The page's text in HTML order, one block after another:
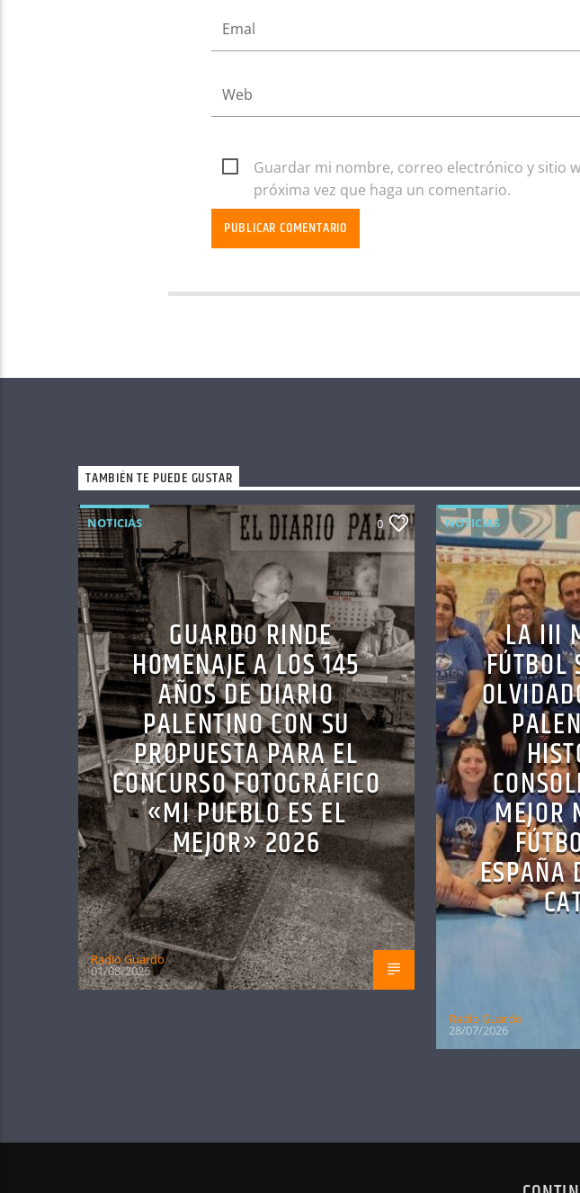
Guardar mi nombre, correo electrónico y sitio
próxima vez que haga un comentario.
TAMBIÉN TE PUEDE GUSTAR
NOTICIAS 0
GUARDO RINDE
HOMENAJE A LOS 145
AÑOS DE DIARIO
PALENTINO CON SU
PROPUESTA PARA EL
CONCURSO FOTOGRÁFICO
«MI PUEBLO ES EL
MEJOR» 2026
Radio Guardo
01/08/2026
NOTICIAS
LA III
MEJOR
ESPAÑA
Radio Guardo
28/07/2026